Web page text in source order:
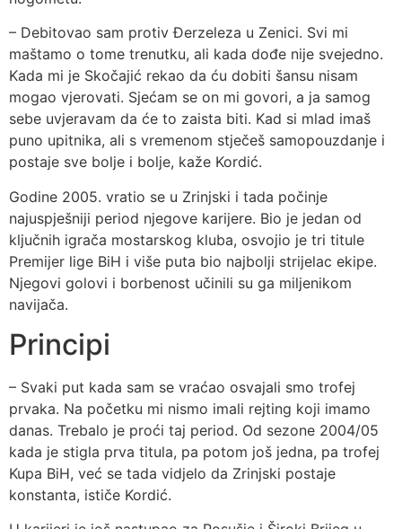
– Debitovao sam protiv Đerzeleza u Zenici. Svi mi
maštamo o tome trenutku, ali kada dođe nije svejedno.
Kada mi je Skočajić rekao da ću dobiti šansu nisam
mogao vjerovati. Sjećam se on mi govori, a ja samog
sebe uvjeravam da će to zaista biti. Kad si mlad imaš
puno upitnika, ali s vremenom stječeš samopouzdanje i
postaje sve bolje i bolje, kaže Kordić.
Godine 2005. vratio se u Zrinjski i tada počinje
najuspješniji period njegove karijere. Bio je jedan od
ključnih igrača mostarskog kluba, osvojio je tri titule
Premijer lige BiH i više puta bio najbolji strijelac ekipe.
Njegovi golovi i borbenost učinili su ga miljenikom
navijača.
Principi
– Svaki put kada sam se vraćao osvajali smo trofej
prvaka. Na početku mi nismo imali rejting koji imamo
danas. Trebalo je proći taj period. Od sezone 2004/05
kada je stigla prva titula, pa potom još jedna, pa trofej
Kupa BiH, već se tada vidjelo da Zrinjski postaje
konstanta, ističe Kordić.